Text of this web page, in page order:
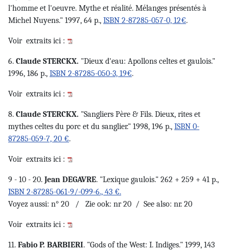
l'homme et l'oeuvre. Mythe et réalité. Mélanges présentés à
Michel Nuyens." 1997, 64 p., ISBN 2-87285-057-0, 12€.
Voir extraits ici :
6. Claude STERCKX. "Dieux d'eau: Apollons celtes et gaulois."
1996, 186 p., ISBN 2-87285-050-3, 19€.
Voir extraits ici :
8. Claude STERCKX. "Sangliers Père & Fils. Dieux, rites et
mythes celtes du porc et du sanglier." 1998, 196 p., ISBN 0-
87285-059-7, 20 €.
Voir extraits ici :
9 - 10 - 20. Jean DEGAVRE. "Lexique gaulois." 262 + 259 + 41 p.,
ISBN 2-87285-061-9/-099-6., 43 €.
Voyez aussi: n° 20 / Zie ook: nr 20 / See also: nr. 20
Voir extraits ici :
11. Fabio P. BARBIERI. "Gods of the West: I. Indiges." 1999, 143